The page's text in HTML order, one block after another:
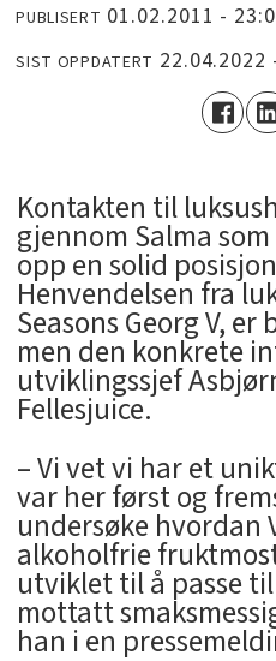
PUBLISERT 01.02.2011 -
SIST OPPDATERT
Kontakten til
gjennom Salma
opp en solid
Henvendelsen fra
Seasons Georg V,
men den konkrete
utviklingssjef
Fellesjuice.
– Vi vet vi har et
var her først og
undersøke hvordan
alkoholfrie
utviklet til å passe
mottatt
han i en